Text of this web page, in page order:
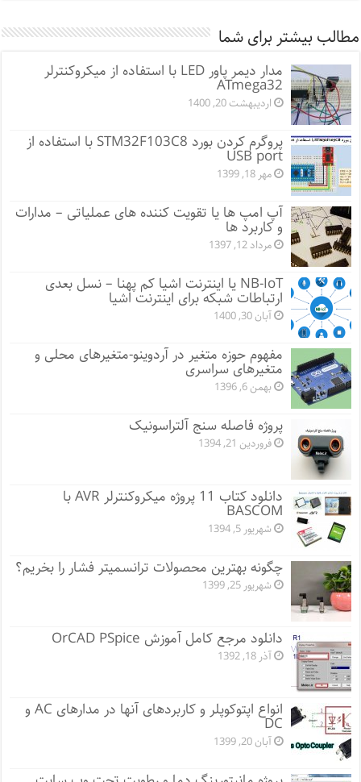
مطالب بیشتر برای شما
مدار دیمر پاور LED با استفاده از میکروکنترلر
ATmega32
اردیبهشت 20, 1400
پروگرم کردن بورد STM32F103C8 با استفاده از
USB port
مهر 18, 1399
آپ امپ ها یا تقویت کننده های عملیاتی – مدارات
و کاربرد ها
مرداد 12, 1397
NB-IoT یا اینترنت اشیا کم پهنا – نسل بعدی
ارتباطات شبکه برای اینترنت اشیا
آبان 30, 1400
مفهوم حوزه متغیر در آردوینو-متغیرهای محلی و
متغیرهای سراسری
بهمن 6, 1396
پروژه فاصله سنج آلتراسونیک
فروردین 21, 1394
دانلود کتاب 11 پروژه میکروکنترلر AVR با
BASCOM
شهریور 5, 1394
چگونه بهترین محصولات ترانسمیتر فشار را بخریم؟
شهریور 25, 1399
دانلود مرجع کامل آموزش OrCAD PSpice
آذر 18, 1392
انواع اپتوکوپلر و کاربردهای آنها در مدارهای AC و
DC
آبان 20, 1399